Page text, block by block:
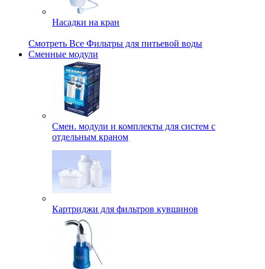
Насадки на кран
Смотреть Все Фильтры для питьевой воды
Сменные модули
Смен. модули и комплекты для систем с
отдельным краном
Картриджи для фильтров кувшинов